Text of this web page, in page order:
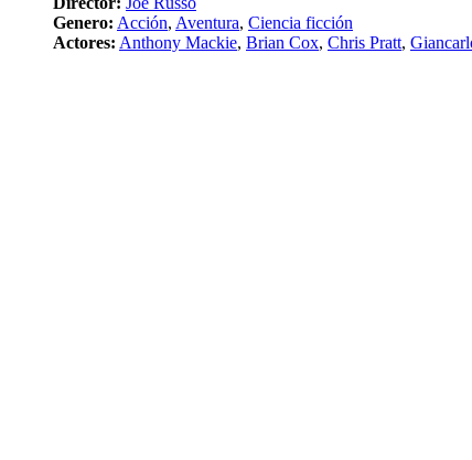
Genero: Acción, Aventura, Ciencia ficción
Actores: Anthony Mackie, Brian Cox, Chris Pratt,